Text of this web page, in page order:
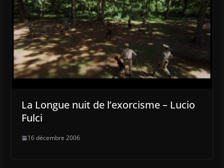
La Longue nuit de l’exorcisme – Lucio
Fulci
16 décembre 2006